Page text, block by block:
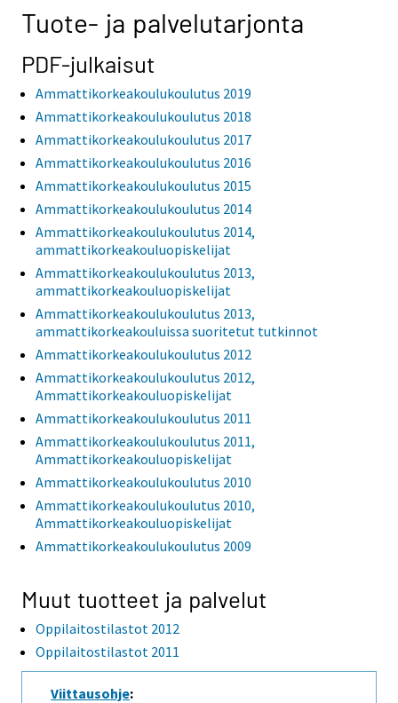
Tuote- ja palvelutarjonta
PDF-julkaisut
Ammattikorkeakoulukoulutus 2019
Ammattikorkeakoulukoulutus 2018
Ammattikorkeakoulukoulutus 2017
Ammattikorkeakoulukoulutus 2016
Ammattikorkeakoulukoulutus 2015
Ammattikorkeakoulukoulutus 2014
Ammattikorkeakoulukoulutus 2014,
ammattikorkeakouluopiskelijat
Ammattikorkeakoulukoulutus 2013,
ammattikorkeakouluopiskelijat
Ammattikorkeakoulukoulutus 2013,
ammattikorkeakouluissa suoritetut tutkinnot
Ammattikorkeakoulukoulutus 2012
Ammattikorkeakoulukoulutus 2012,
Ammattikorkeakouluopiskelijat
Ammattikorkeakoulukoulutus 2011
Ammattikorkeakoulukoulutus 2011,
Ammattikorkeakouluopiskelijat
Ammattikorkeakoulukoulutus 2010
Ammattikorkeakoulukoulutus 2010,
Ammattikorkeakouluopiskelijat
Ammattikorkeakoulukoulutus 2009
Muut tuotteet ja palvelut
Oppilaitostilastot 2012
Oppilaitostilastot 2011
Viittausohje: